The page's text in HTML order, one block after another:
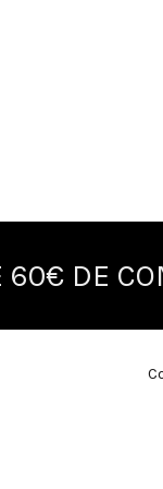
60€ DE